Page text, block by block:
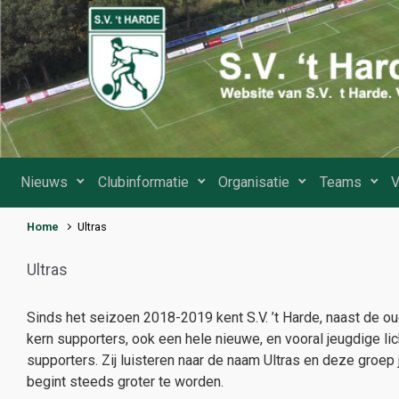
Spring naar de hoofdinhoud
Nieuws Clubinformatie Organisatie Teams
Home Ultras
Ultras
Sinds het seizoen 2018-2019 kent S.V. ’t Harde, naast de
kern supporters, ook een hele nieuwe, en vooral jeugdige
supporters. Zij luisteren naar de naam Ultras en deze
begint steeds groter te worden.